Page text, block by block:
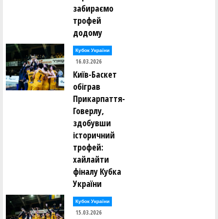
забираємо
трофей
додому
Кубок України
16.03.2026
Київ-Баскет
обіграв
Прикарпаття-
Говерлу,
здобувши
історичний
трофей:
хайлайти
фіналу Кубка
України
Кубок України
15.03.2026